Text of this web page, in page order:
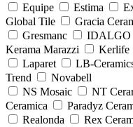
Equipe
Estima
Global Tile
Gracia
Gresmanc
IDALGO
Kerama Marazzi
Kerlife
Laparet
LB-
Trend
Novabell
NS Mosaic
NT
Ceramica
Paradyz
Realonda
Rex